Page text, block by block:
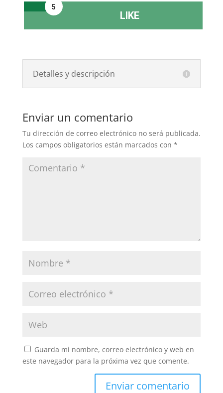
5
LIKE
Detalles y descripción
Enviar un comentario
Tu dirección de correo electrónico no será publicada.
Los campos obligatorios están marcados con *
Guarda mi nombre, correo electrónico y web en
este navegador para la próxima vez que comente.
Enviar comentario